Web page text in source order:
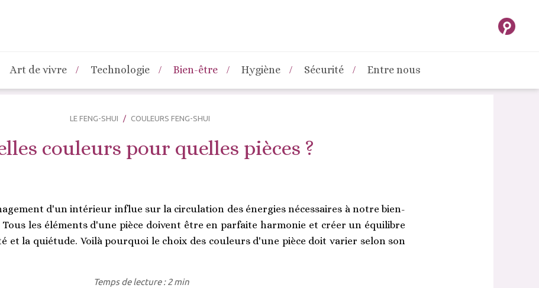
Art de vivre Technologie Bien-être Hygiène Sécurité Entre nous
LE FENG-SHUI COULEURS FENG-SHUI
couleurs pour quelles pièces ?
d'un intérieur influe sur la circulation des énergies nécessaires à notre bien-
les éléments d'une pièce doivent être en parfaite harmonie et créer un équilibre
et la quiétude. Voilà pourquoi le choix des couleurs d'une pièce doit varier selon son
Temps de lecture : 2 min